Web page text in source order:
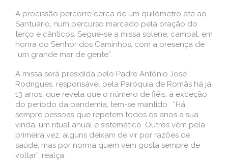
A procissão percorre cerca de um quilómetro até ao
Santuário, num percurso marcado pela oração do
terço e cânticos. Segue-se a missa solene, campal, em
honra do Senhor dos Caminhos, com a presença de
“um grande mar de gente”.
A missa será presidida pelo Padre António José
Rodrigues, responsável pela Paróquia de Romãs há já
13 anos, que revela que o número de fiéis, à exceção
do período da pandemia, tem-se mantido. “Há
sempre pessoas que repetem todos os anos a sua
vinda, um ritual anual e sistemático. Outros vêm pela
primeira vez, alguns deixam de vir por razões de
saúde, mas por norma quem vem gosta sempre de
voltar”, realça.